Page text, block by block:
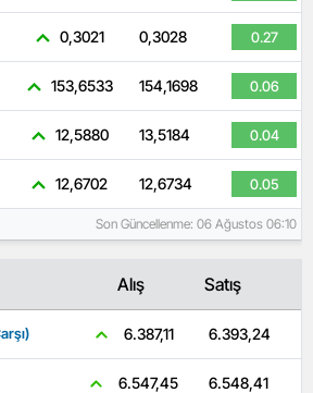
0,3021 0,3028 0.27
153,6533 154,1698 0.06
12,5880 13,5184 0.04
12,6702 12,6734 0.05
Son Güncellenme: 06 Ağustos 06:10
Alış Satış
6.387,11 6.393,24
6.547,45 6.548,41